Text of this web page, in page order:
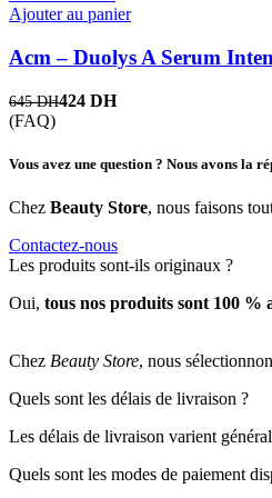
Ajouter au panier
Acm – Duolys A Serum
645DH424 DH
(FAQ)
Vous avez une question ? Nous avons la
Chez Beauty Store, nous faisons
Contactez-nous
Les produits sont-ils originaux ?
Oui, tous nos produits sont 100 %
Chez Beauty Store, nous
Quels sont les délais de livraison ?
Les délais de livraison varient
Quels sont les modes de paiement